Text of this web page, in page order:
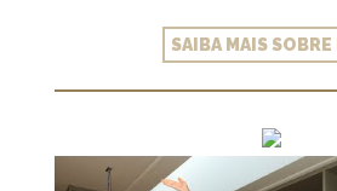
SAIBA MAIS SOBRE